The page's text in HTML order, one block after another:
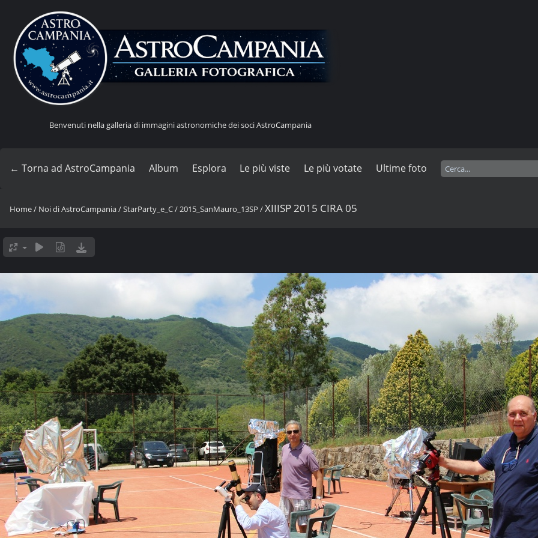
Benvenuti nella galleria di immagini astronomiche dei soci AstroCampania
← Torna ad AstroCampania Album Esplora Le più viste Le più votate Ultime foto
Home/ Noi di AstroCampania/StarParty_e_C/2015_SanMauro_13SP /XIIISP 2015 CIRA 05